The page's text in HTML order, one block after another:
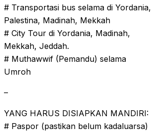
# Transportasi bus selama di Yordania,
Palestina, Madinah, Mekkah
# City Tour di Yordania, Madinah,
Mekkah, Jeddah.
# Muthawwif (Pemandu) selama
Umroh
–
YANG HARUS DISIAPKAN MANDIRI:
# Paspor (pastikan belum kadaluarsa)